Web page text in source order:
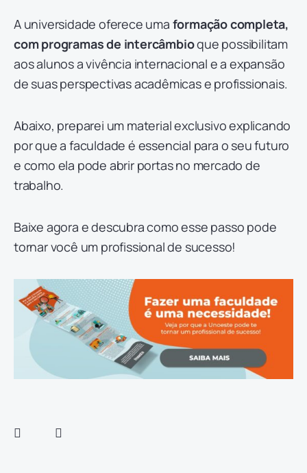
A universidade oferece uma formação completa,
com programas de intercâmbioque possibilitam
aos alunos a vivência internacional e a expansão
de suas perspectivas acadêmicas e profissionais.
Abaixo, preparei um material exclusivo explicando
por que a faculdade é essencial para o seu futuro
e como ela pode abrir portas no mercado de
trabalho.
Baixe agora e descubra como esse passo pode
tornar você um profissional de sucesso!